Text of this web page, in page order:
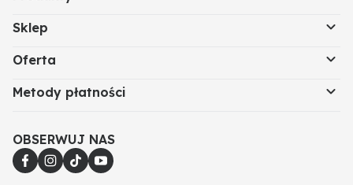
Sklep
Oferta
Metody płatności
OBSERWUJ NAS